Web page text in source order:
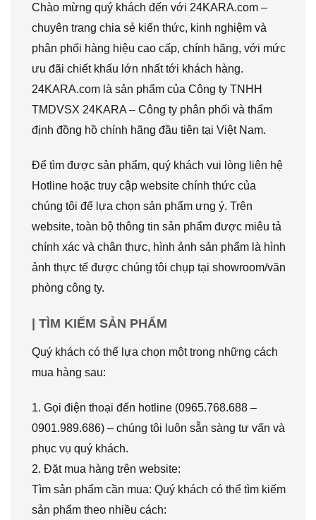
Chào mừng quý khách đến với 24KARA.com –
chuyên trang chia sẻ kiến thức, kinh nghiệm và
phân phối hàng hiệu cao cấp, chính hãng, với mức
ưu đãi chiết khấu lớn nhất tới khách hàng.
24KARA.com là sản phẩm của Công ty TNHH
TMDVSX 24KARA – Công ty phân phối và thẩm
định đồng hồ chính hãng đầu tiên tại Việt Nam.
Để tìm được sản phẩm, quý khách vui lòng liên hệ
Hotline hoặc truy cập website chính thức của
chúng tôi để lựa chọn sản phẩm ưng ý. Trên
website, toàn bộ thông tin sản phẩm được miêu tả
chính xác và chân thực, hình ảnh sản phẩm là hình
ảnh thực tế được chúng tôi chụp tại showroom/văn
phòng công ty.
| TÌM KIẾM SẢN PHẨM
Quý khách có thể lựa chọn một trong những cách
mua hàng sau:
1. Gọi điện thoại đến hotline (0965.768.688 –
0901.989.686) – chúng tôi luôn sẵn sàng tư vấn và
phục vụ quý khách.
2. Đặt mua hàng trên website:
Tìm sản phẩm cần mua: Quý khách có thể tìm kiếm
sản phẩm theo nhiều cách: